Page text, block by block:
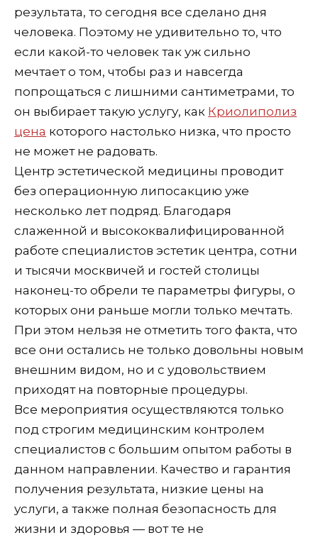
результата, то сегодня все сделано дня
человека. Поэтому не удивительно то, что
если какой-то человек так уж сильно
мечтает о том, чтобы раз и навсегда
попрощаться с лишними сантиметрами, то
он выбирает такую услугу, как Криолиполиз
цена которого настолько низка, что просто
не может не радовать.
Центр эстетической медицины проводит
без операционную липосакцию уже
несколько лет подряд. Благодаря
слаженной и высококвалифицированной
работе специалистов эстетик центра, сотни
и тысячи москвичей и гостей столицы
наконец-то обрели те параметры фигуры, о
которых они раньше могли только мечтать.
При этом нельзя не отметить того факта, что
все они остались не только довольны новым
внешним видом, но и с удовольствием
приходят на повторные процедуры.
Все мероприятия осуществляются только
под строгим медицинским контролем
специалистов с большим опытом работы в
данном направлении. Качество и гарантия
получения результата, низкие цены на
услуги, а также полная безопасность для
жизни и здоровья — вот те не